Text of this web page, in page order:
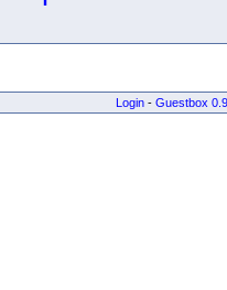
Login- Guestbox